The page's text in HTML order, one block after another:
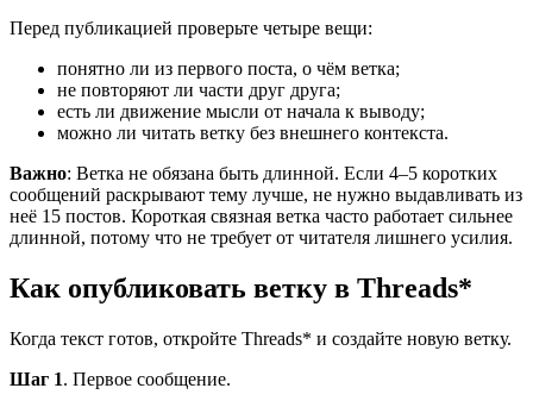
Перед публикацией проверьте четыре вещи:
понятно ли из первого поста, о чём ветка;
не повторяют ли части друг друга;
есть ли движение мысли от начала к выводу;
можно ли читать ветку без внешнего контекста.
Важно: Ветка не обязана быть длинной. Если 4–5 коротких
сообщений раскрывают тему лучше, не нужно выдавливать из
неё 15 постов. Короткая связная ветка часто работает сильнее
длинной, потому что не требует от читателя лишнего усилия.
Как опубликовать ветку в Threads*
Когда текст готов, откройте Threads* и создайте новую ветку.
Шаг 1. Первое сообщение.